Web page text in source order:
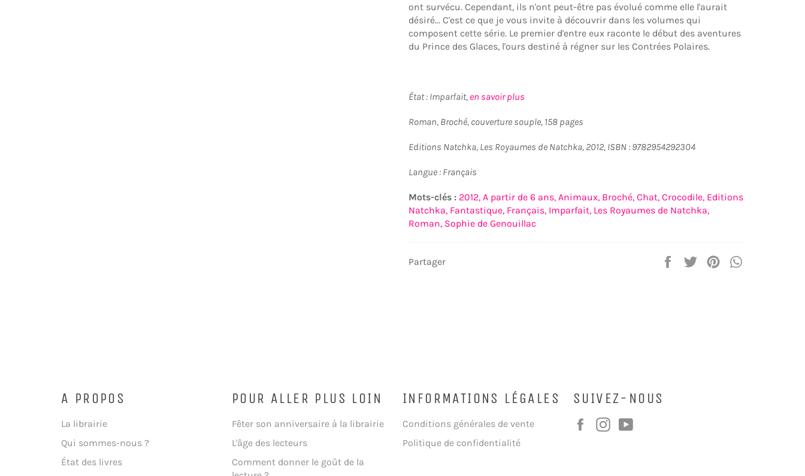
ont survécu. Cependant, ils n'ont peut-être pas évolué comme elle l'aurait
désiré... C'est ce que je vous invite à découvrir dans les volumes qui
composent cette série. Le premier d'entre eux raconte le début des aventures
du Prince des Glaces, l'ours destiné à régner sur les Contrées Polaires.
État : Imparfait, en savoir plus
Roman, Broché, couverture souple, 158 pages
Editions Natchka, Les Royaumes de Natchka, 2012, ISBN : 9782954292304
Langue : Français
Mots-clés : 2012, A partir de 6 ans, Animaux, Broché, Chat, Crocodile, Editions
Natchka, Fantastique, Français, Imparfait, Les Royaumes de Natchka,
Roman, Sophie de Genouillac
Partager
PartagerTweeterÉpingler
A PROPOS
La librairie
Qui sommes-nous ?
État des livres
POUR ALLER PLUS LOIN
Fêter son anniversaire à la librairie
L'âge des lecteurs
Comment donner le goût de la
INFORMATIONS LÉGALES
Conditions générales de vente
Politique de confidentialité
SUIVEZ-NOUS
FacebookInstagram